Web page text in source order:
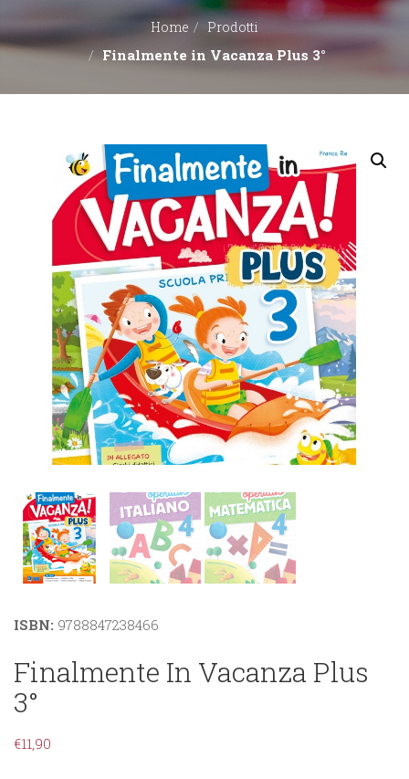
EDITORI
CONTATTACI
LIBRERIE
Home Prodotti
Finalmente in Vacanza Plus 3°
ISBN: 9788847238466
Finalmente In Vacanza Plus
3°
€11,90